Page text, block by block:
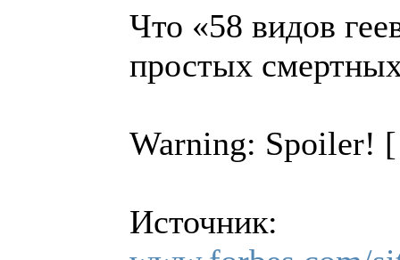
Что «58 видов
простых
Warning: Spoiler!
Источник: